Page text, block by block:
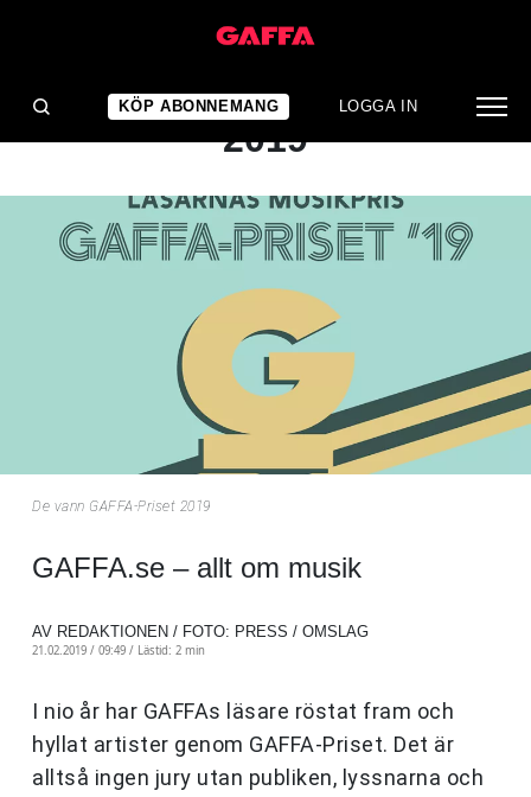
KÖP ABONNEMANG LOGGA IN
NYHET
De vann GAFFA-Priset
2019
De vann GAFFA-Priset 2019
GAFFA.se – allt om musik
AV REDAKTIONEN / FOTO: PRESS / OMSLAG
21.02.2019 / 09:49 / Lästid: 2 min
I nio år har GAFFAs läsare röstat fram och
hyllat artister genom GAFFA-Priset. Det är
alltså ingen jury utan publiken, lyssnarna och